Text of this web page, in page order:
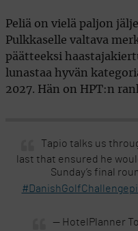
Peliä on vielä paljon
Pulkkaselle valtava
päätteeksi
lunastaa hyvän
2027. Hän on HPT:n
Tapio talks us
last that ensured he
Sunday’s final
#DanishGolfChallenge
— HotelPlanner